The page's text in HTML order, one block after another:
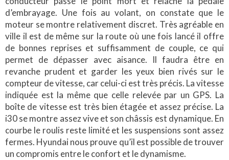
d’embrayage. Une fois au volant, on constate que le
moteur se montre relativement discret. Très agréable en
ville il est de même sur la route où une fois lancé il offre
de bonnes reprises et suffisamment de couple, ce qui
permet de dépasser avec aisance. Il faudra être en
revanche prudent et garder les yeux bien rivés sur le
compteur de vitesse, car celui-ci est très précis. La vitesse
indiquée est la même que celle relevée par un GPS. La
boîte de vitesse est très bien étagée et assez précise. La
i30 se montre assez vive et son châssis est dynamique. En
courbe le roulis reste limité et les suspensions sont assez
fermes. Hyundai nous prouve qu’il est possible de trouver
un compromis entre le confort et le dynamisme.